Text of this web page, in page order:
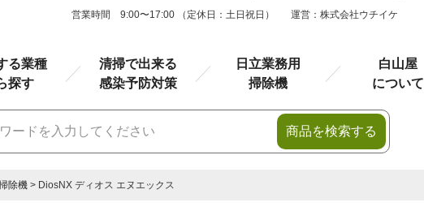
営業時間 9:00〜17:00 （定休日：土日祝日） 運営：株式会社ウチイケ
る業種
探す
清掃で出来る
感染予防対策
日立業務用
掃除機
白山屋
について
商品を検索する
除機 DiosNX ディオス エヌエックス